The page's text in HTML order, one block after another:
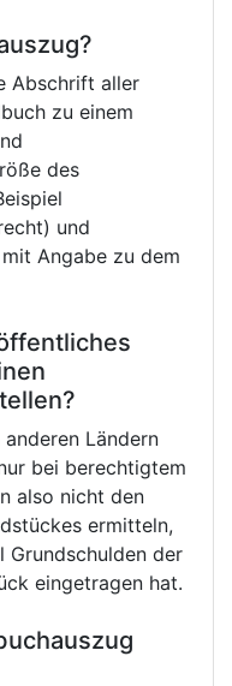
Abschrift aller
zu einem
des
und
Angabe zu dem
Ländern
bei berechtigtem
also nicht den
ermitteln,
Grundschulden der
eingetragen hat.